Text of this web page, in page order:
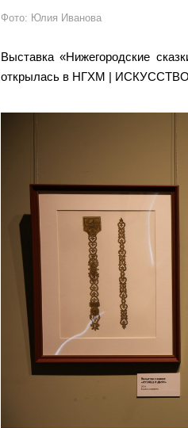
Фото: Юлия Иванова
Выставка «Нижегородские
открылась в НГХМ |